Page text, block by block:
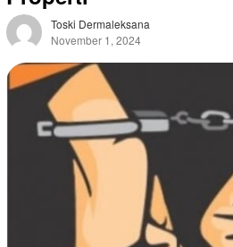
Toski Dermaleksana
November 1, 2024